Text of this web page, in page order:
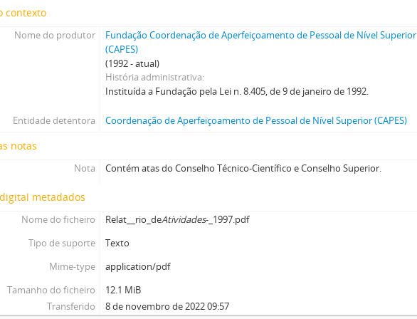
contexto
Nome do produtor
Fundação Coordenação de Aperfeiçoamento de Pessoal de Nível Superior
(CAPES)
(1992 - atual)
História administrativa
Instituída a Fundação pela Lei n. 8.405, de 9 de janeiro de 1992.
Entidade detentora Coordenação de Aperfeiçoamento de Pessoal de Nível Superior (CAPES)
notas
Nota Contém atas do Conselho Técnico-Científico e Conselho Superior.
metadados
Nome do ficheiro Relat__rio_deAtividades-_1997.pdf
Tipo de suporte
Texto
Mime-type
application/pdf
Tamanho do ficheiro
12.1 MiB
Transferido
8 de novembro de 2022 09:57